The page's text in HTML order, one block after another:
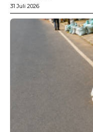
31 Juli 2026